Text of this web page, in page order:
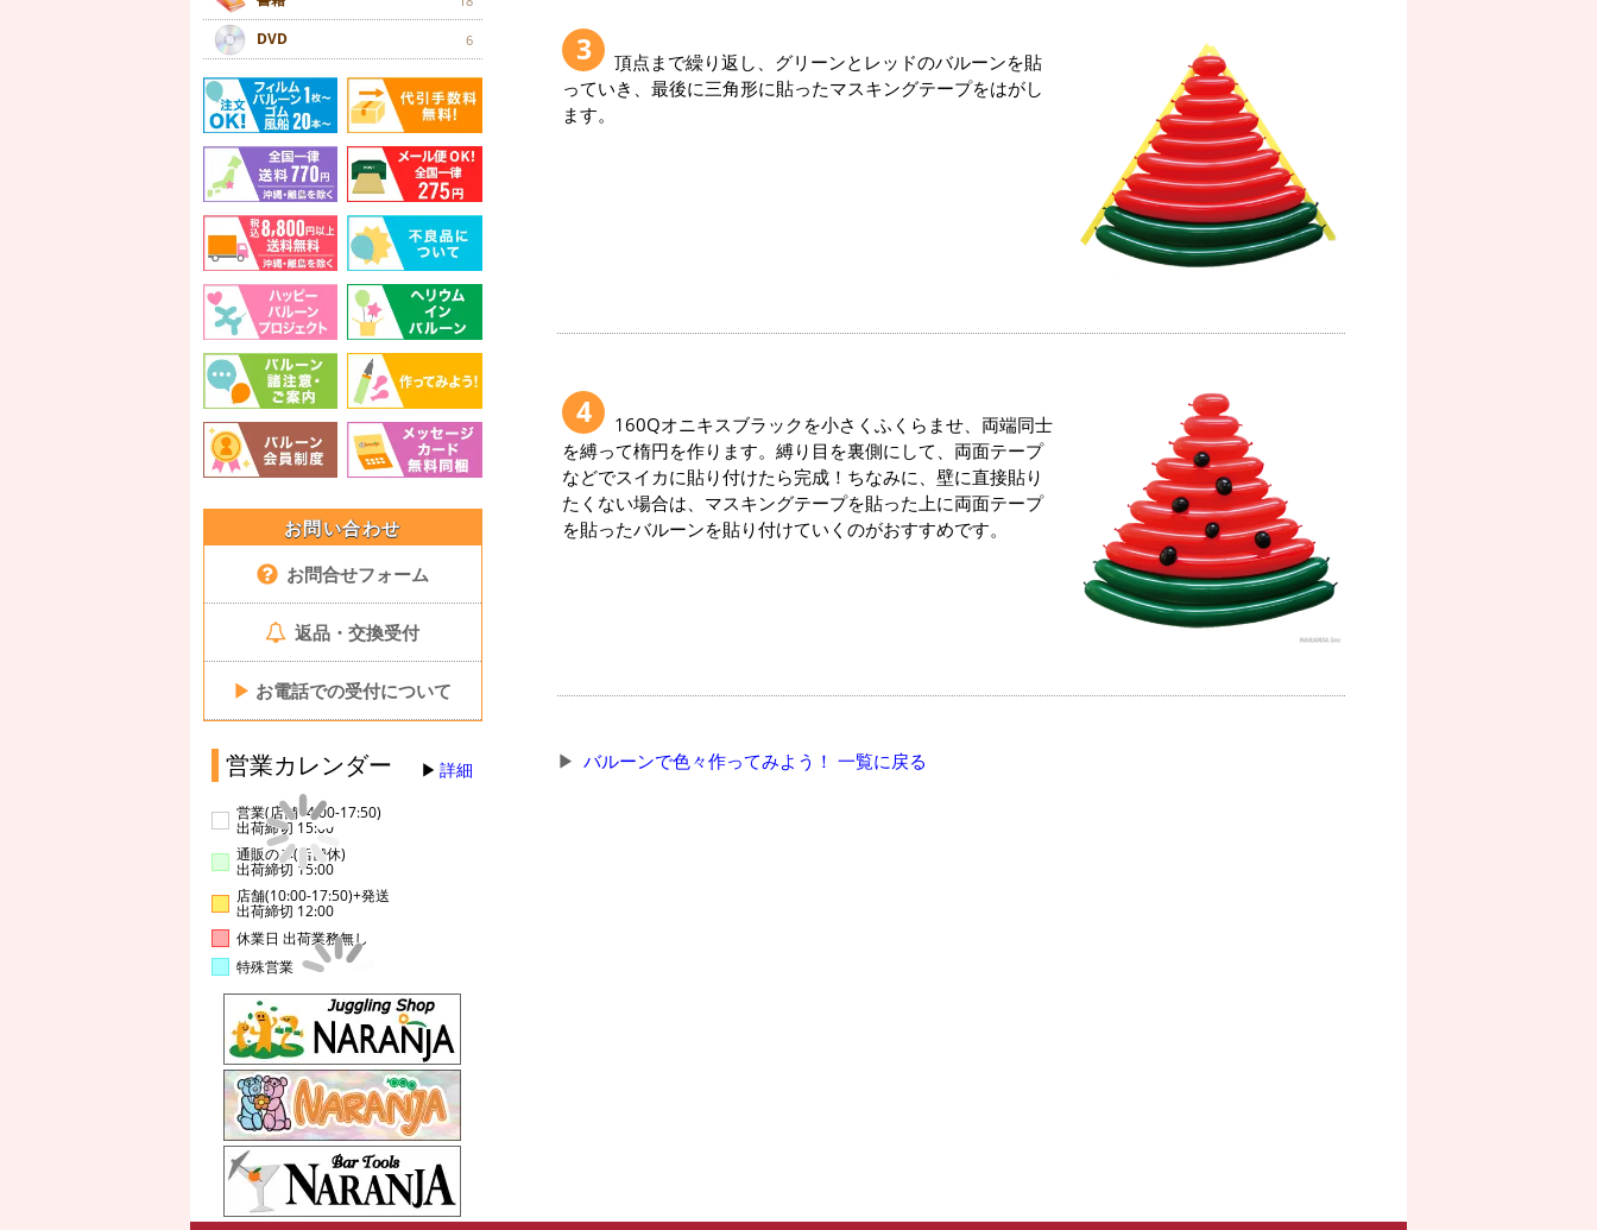
DVD 6
お問い合わせ
お問合せフォーム
返品・交換受付
▶ お電話での受付について
営業カレンダー 詳細
営業(店舗14:00-17:50)
出荷締切 15:00
通販のみ(店舗休)
出荷締切 15:00
店舗(10:00-17:50)+発送
出荷締切 12:00
休業日 出荷業務無し
特殊営業
3
頂点まで繰り返し、グリーンとレッドのバルーンを貼
っていき、最後に三角形に貼ったマスキングテープをはがし
ます。
4
160Qオニキスブラックを小さくふくらませ、両端同士
を縛って楕円を作ります。縛り目を裏側にして、両面テープ
などでスイカに貼り付けたら完成！ちなみに、壁に直接貼り
たくない場合は、マスキングテープを貼った上に両面テープ
を貼ったバルーンを貼り付けていくのがおすすめです。
バルーンで色々作ってみよう！ 一覧に戻る